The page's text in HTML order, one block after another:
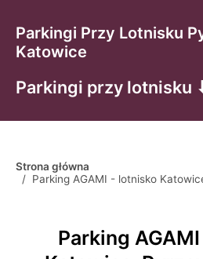
Parkingi Przy Lotnisku
Katowice
Parkingi przy lotnisku
Strona główna
/ Parking AGAMI - lotnisko
Parking